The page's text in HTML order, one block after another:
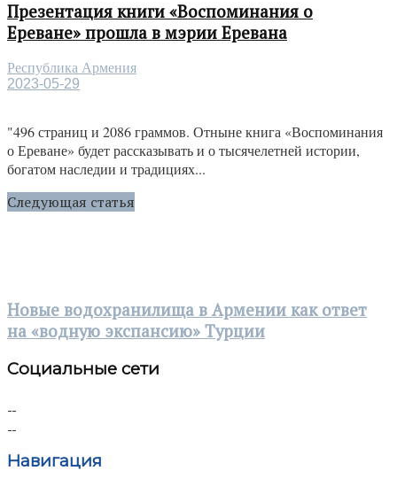
Презентация книги «Воспоминания о
Ереване» прошла в мэрии Еревана
Республика Армения
2023-05-29
"496 страниц и 2086 граммов. Отныне книга «Воспоминания
о Ереване» будет рассказывать и о тысячелетней истории,
богатом наследии и традициях...
Следующая статья
Новые водохранилища в Армении как ответ
на «водную экспансию» Турции
Социальные сети
Навигация